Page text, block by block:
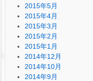
2015年5月
2015年4月
2015年3月
2015年2月
2015年1月
2014年12月
2014年10月
2014年9月